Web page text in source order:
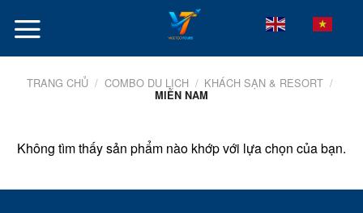
TRANG CHỦ / COMBO DU LỊCH / KHÁCH SẠN & RESORT /
MIỀN NAM
Không tìm thấy sản phẩm nào khớp với lựa chọn của bạn.